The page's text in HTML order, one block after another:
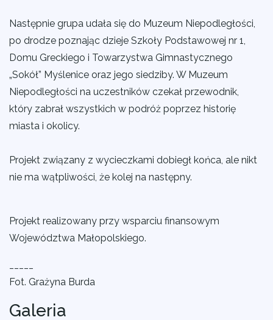
Następnie grupa udała się do Muzeum Niepodległości
po drodze poznając dzieje Szkoły Podstawowej nr 1,
Domu Greckiego i Towarzystwa Gimnastycznego
„Sokół” Myślenice oraz jego siedziby. W Muzeum
Niepodległości na uczestników czekał przewodnik,
który zabrał wszystkich w podróż poprzez historię
miasta i okolicy.
Projekt związany z wycieczkami dobiegł końca, ale nikt
nie ma wątpliwości, że kolej na następny.
Projekt realizowany przy wsparciu finansowym
Województwa Małopolskiego.
Fot. Grażyna Burda
Galeria